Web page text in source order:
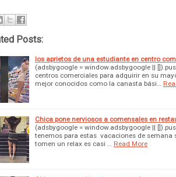
Posts:
los aprietos de una estudiante en centro
(adsbygoogle = window.adsbygoogle ||
centros comerciales para adquirir en su
mejor conocidos como la canasta bási…
Chica pone nerviosos a comensales en
(adsbygoogle = window.adsbygoogle ||
tenemos para estas vacaciones de semana
tomen un relax es casi …
Read More